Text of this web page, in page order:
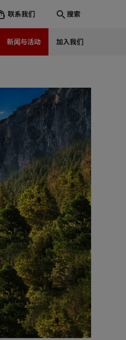
联系我们 搜索
新闻与活动 加入我们